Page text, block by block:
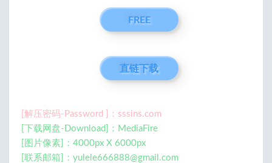
FREE
直链下载
[解压密码-Password ]：sssins.com
[下载网盘-Download]：MediaFire
[图片像素]：4000px X 6000px
[联系邮箱]： yulele666888@gmail.com